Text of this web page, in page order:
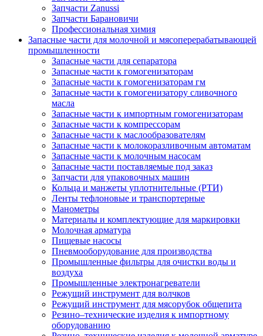
Запчасти Zanussi
Запчасти Барановичи
Профессиональная химия
Запасные части для молочной и мясоперерабатывающей
промышленности
Запасные части для сепаратора
Запасные части к гомогенизаторам
Запасные части к гомогенизаторам гм
Запасные части к гомогенизатору сливочного
масла
Запасные части к импортным гомогенизаторам
Запасные части к компрессорам
Запасные части к маслообразователям
Запасные части к молокоразливочным автоматам
Запасные части к молочным насосам
Запасные части поставляемые под заказ
Запчасти для упаковочных машин
Кольца и манжеты уплотнительные (РТИ)
Ленты тефлоновые и транспортерные
Манометры
Материалы и комплектующие для маркировки
Молочная арматура
Пищевые насосы
Пневмооборудование для производства
Промышленные фильтры для очистки воды и
воздуха
Промышленные электронагреватели
Режущий инструмент для волчков
Режущий инструмент для мясорубок общепита
Резино–технические изделия к импортному
оборудованию